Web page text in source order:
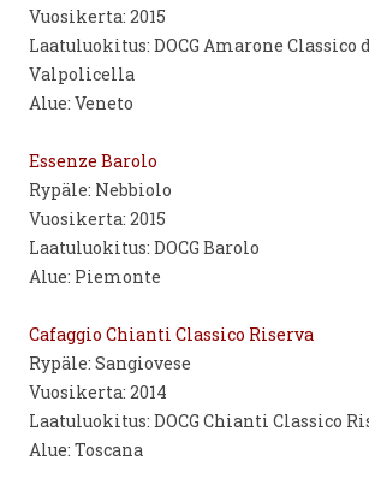
Vuosikerta: 2015
Laatuluokitus: DOCG Amarone Classico
Valpolicella
Alue: Veneto
Essenze Barolo
Rypäle: Nebbiolo
Vuosikerta: 2015
Laatuluokitus: DOCG Barolo
Alue: Piemonte
Cafaggio Chianti Classico Riserva
Rypäle: Sangiovese
Vuosikerta: 2014
Laatuluokitus: DOCG Chianti Classico
Alue: Toscana